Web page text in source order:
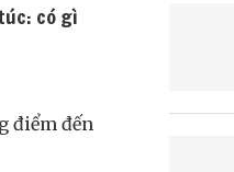
có gì
điểm đến